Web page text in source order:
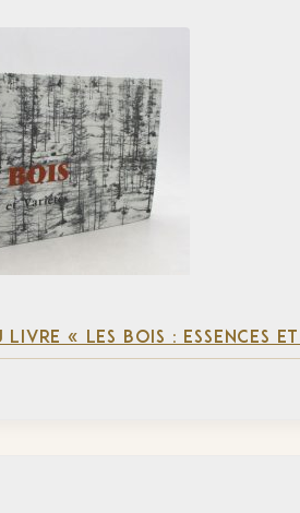
LIVRE « LES BOIS : ESSENCES